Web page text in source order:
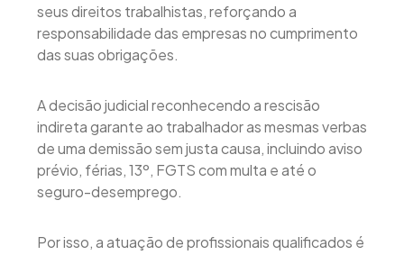
seus direitos trabalhistas, reforçando a
responsabilidade das empresas no cumprimento
das suas obrigações.
A decisão judicial reconhecendo a rescisão
indireta garante ao trabalhador as mesmas verbas
de uma demissão sem justa causa, incluindo aviso
prévio, férias, 13º, FGTS com multa e até o
seguro-desemprego.
Por isso, a atuação de profissionais qualificados é